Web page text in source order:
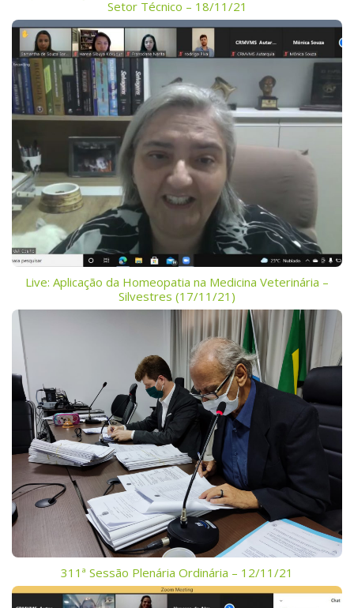
Setor Técnico – 18/11/21
Live: Aplicação da Homeopatia na Medicina Veterinária –
Silvestres (17/11/21)
311ª Sessão Plenária Ordinária – 12/11/21